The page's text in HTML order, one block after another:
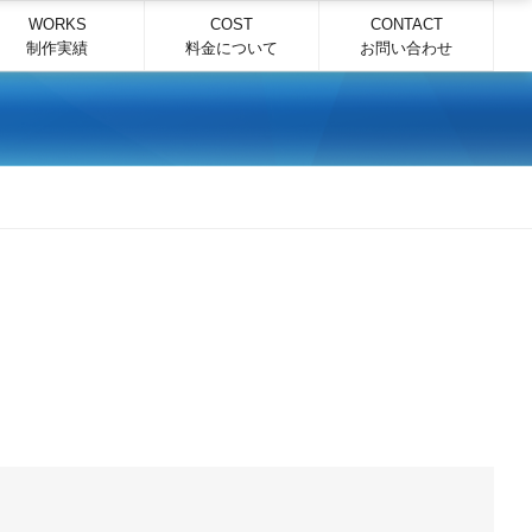
WORKS
制作実績
COST
料金について
CONTACT
お問い合わせ